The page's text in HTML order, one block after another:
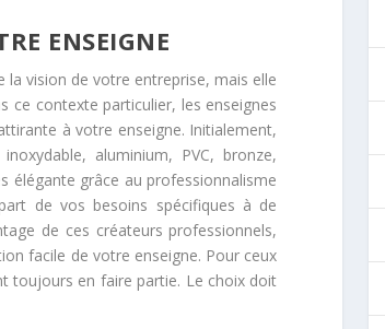
ENSEIGNE
la vision de votre entreprise, mais elle
ce contexte particulier, les enseignes
à votre enseigne. Initialement,
aluminium, PVC, bronze,
élégante grâce au professionnalisme
de vos besoins spécifiques à de
de ces créateurs professionnels,
facile de votre enseigne. Pour ceux
toujours en faire partie. Le choix doit